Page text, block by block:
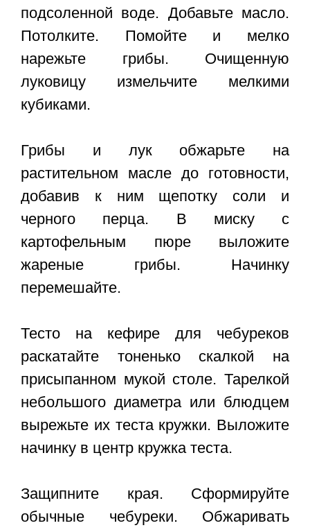
подсоленной воде. Добавьте масло.
Потолките. Помойте и мелко
нарежьте грибы. Очищенную
луковицу измельчите мелкими
кубиками.
Грибы и лук обжарьте на
растительном масле до готовности,
добавив к ним щепотку соли и
черного перца. В миску с
картофельным пюре выложите
жареные грибы. Начинку
перемешайте.
Тесто на кефире для чебуреков
раскатайте тоненько скалкой на
присыпанном мукой столе. Тарелкой
небольшого диаметра или блюдцем
вырежьте их теста кружки. Выложите
начинку в центр кружка теста.
Защипните края. Сформируйте
обычные чебуреки. Обжаривать